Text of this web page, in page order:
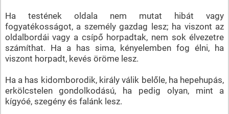
Ha testének oldala nem mutat hibát vagy
fogyatékosságot, a személy gazdag lesz; ha viszont az
oldalbordái vagy a csípő horpadtak, nem sok élvezetre
számíthat. Ha a has sima, kényelemben fog élni, ha
viszont horpadt, kevés öröme lesz.
Ha a has kidomborodik, király válik belőle, ha hepehupás,
erkölcstelen gondolkodású, ha pedig olyan, mint a
kígyóé, szegény és falánk lesz.